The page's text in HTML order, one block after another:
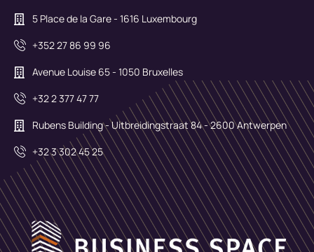
5 Place de la Gare - 1616 Luxembourg
+352 27 86 99 96
Avenue Louise 65 - 1050 Bruxelles
+32 2 377 47 77
Rubens Building - Uitbreidingstraat 84 - 2600 Antwerpen
+32 3 302 45 25